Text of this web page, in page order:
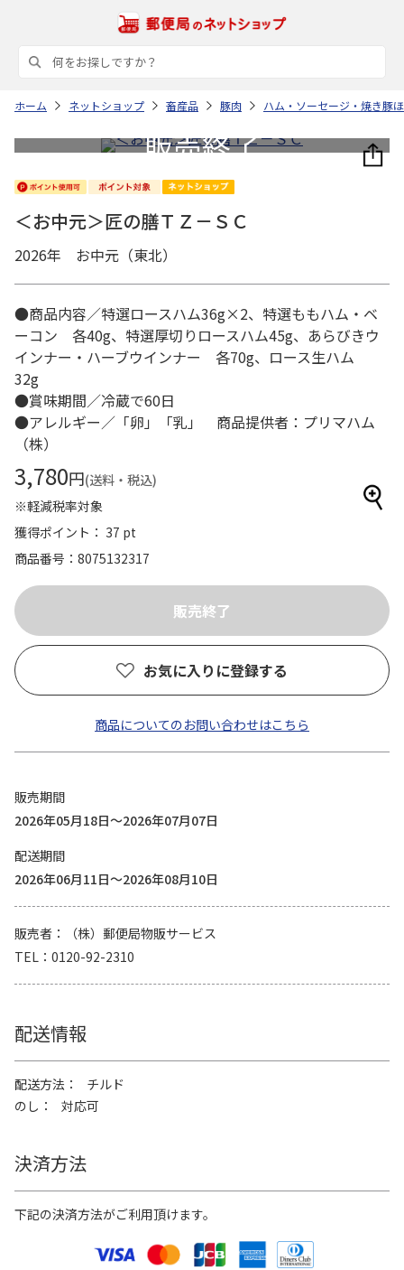
ホーム ネットショップ 畜産品 豚肉 ハム・ソーセージ・焼き豚
＜お中元＞匠の膳ＴＺ－ＳＣ
2026年 お中元（東北）
●商品内容／特選ロースハム36g×2、特選ももハム・ベ
ーコン 各40g、特選厚切りロースハム45g、あらびきウ
インナー・ハーブウインナー 各70g、ロース生ハム
32g
●賞味期間／冷蔵で60日
●アレルギー／「卵」「乳」 商品提供者：プリマハム
（株）
3,780円(送料・税込)
※軽減税率対象
獲得ポイント： 37 pt
商品番号
8075132317
お気に入りに登録する
商品についてのお問い合わせはこちら
販売期間
2026年05月18日～2026年07月07日
配送期間
2026年06月11日～2026年08月10日
販売者
（株）郵便局物販サービス
TEL
0120-92-2310
配送情報
配送方法
チルド
のし
対応可
決済方法
下記の決済方法がご利用頂けます。